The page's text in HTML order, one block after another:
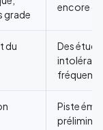
grade
encore
du
Des
fréquente
Piste